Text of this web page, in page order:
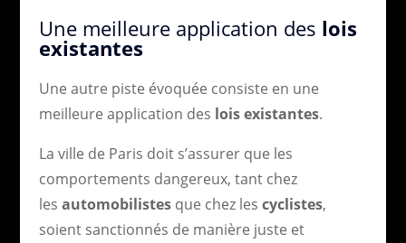
Une meilleure application des lois
existantes
Une autre piste évoquée consiste en une
meilleure application des lois existantes.
La ville de Paris doit s’assurer que les
comportements dangereux, tant chez
les automobilistesque chez les cyclistes,
soient sanctionnés de manière juste et